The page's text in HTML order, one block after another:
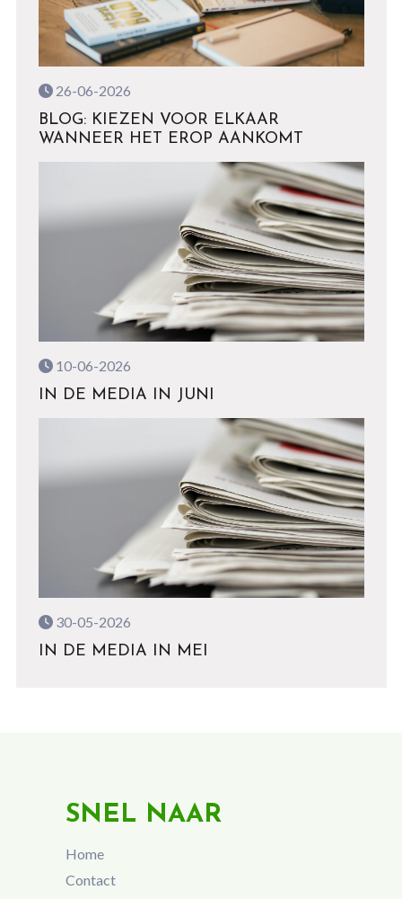
26-06-2026
BLOG: KIEZEN VOOR ELKAAR
WANNEER HET EROP AANKOMT
10-06-2026
IN DE MEDIA IN JUNI
30-05-2026
IN DE MEDIA IN MEI
SNEL NAAR
Home
Contact